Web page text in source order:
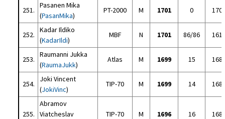
251.
Pasanen Mika
(PasanMika)
PT-2000 M 1701 0
252.
Kadar Ildiko
(KadarIldi)
MBF N 1701 86/86
253.
Raumanni Jukka
(RaumaJukk)
Atlas M 1699 15
254.
Joki Vincent
(JokiVinc)
TIP-70 M 1699 14
255.
Abramov
Viatcheslav
TIP-70 M 1696 16